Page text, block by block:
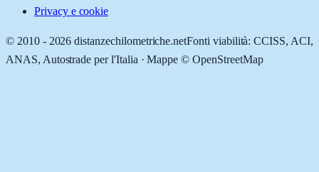
Privacy e cookie
© 2010 - 2026 distanzechilometriche.netFonti viabilità: CCISS, ACI,
ANAS, Autostrade per l'Italia · Mappe © OpenStreetMap